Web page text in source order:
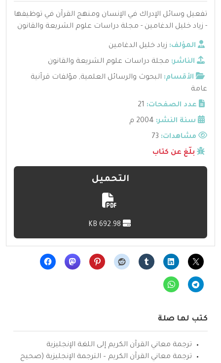
تفعيل وسائل الإدراك في الإنسان ومنهج القرآن في توظيفها
- زياد خليل الدغامين - مجلة دراسات علوم الشريعة والقانون
المؤلف: زياد خليل الدغامين
الناشر: مجلة دراسات علوم الشريعة والقانون
الأقسام: البحوث والرسائل العلمية, مؤلفات قرآنية
عامة
عدد الصفحات: 21
سنة النشر: 2004 م
مشاهدات:
بلّغ عن كتاب
التحميل
كتب لها صلة
ترجمة معاني القرآن الكريم إلى اللغة الإنجليزية
ترجمة معاني القرآن الكريم – الترجمة الإنجليزية (صحيح